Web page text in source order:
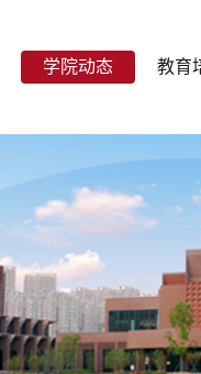
学院动态 教育